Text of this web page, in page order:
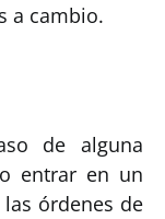
a cambio.
de alguna
entrar en un
órdenes de